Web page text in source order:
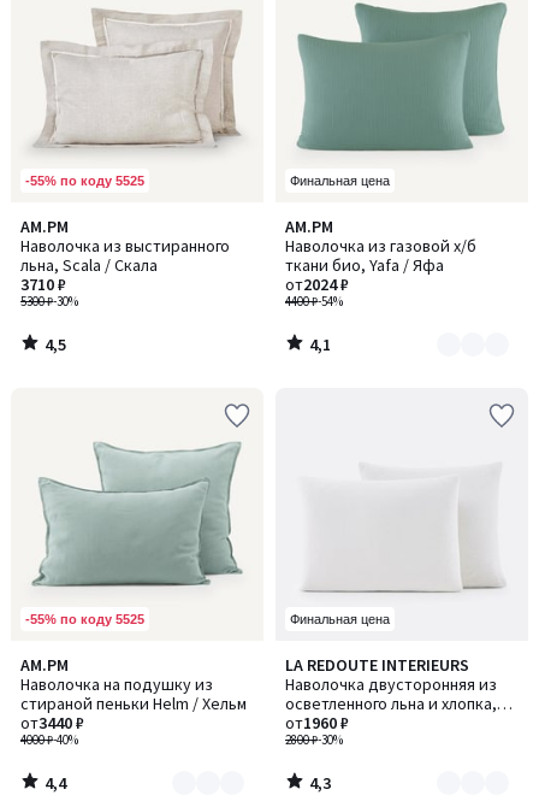
-55% по коду 5525
AM.PM
Наволочка из выстиранного
льна, Scala / Скала
5300 ₽-30%
3710 ₽
4,5
/ 5
4,5
/
Финальная цена
AM.PM
Наволочка из газовой х/б
ткани био, Yafa / Яфа
4400 ₽-54%
от2024 ₽
4,1
/ 5
Количество
цветов:
4
4,1
/
-55% по коду 5525
AM.PM
Наволочка на подушку из
стираной пеньки Helm / Хельм
4000 ₽-40%
от3440 ₽
4,4
/ 5
Количество
цветов:
4
4,4
/
Финальная цена
LA REDOUTE INTERIEURS
Наволочка двусторонняя из
осветленного льна и хлопка,
Annaba / Аннаба
2800 ₽-30%
от1960 ₽
4,3
/ 5
Количество
цветов:
2
4,3
/